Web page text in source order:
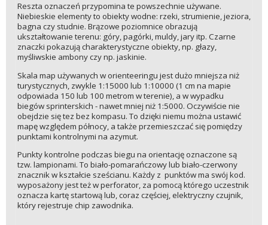
Reszta oznaczeń przypomina te powszechnie używane.
Niebieskie elementy to obiekty wodne: rzeki, strumienie, jeziora,
bagna czy studnie. Brązowe poziomnice obrazują
ukształtowanie terenu: góry, pagórki, muldy, jary itp. Czarne
znaczki pokazują charakterystyczne obiekty, np. głazy,
myśliwskie ambony czy np. jaskinie.
Skala map używanych w orienteeringu jest dużo mniejsza niż
turystycznych, zwykle 1:15000 lub 1:10000 (1 cm na mapie
odpowiada 150 lub 100 metrom w terenie), a w wypadku
biegów sprinterskich - nawet mniej niż 1:5000. Oczywiście nie
obejdzie się tez bez kompasu. To dzięki niemu można ustawić
mapę względem północy, a także przemieszczać się pomiędzy
punktami kontrolnymi na azymut.
Punkty kontrolne podczas biegu na orientację oznaczone są
tzw. lampionami. To biało-pomarańczowy lub biało-czerwony
znacznik w kształcie sześcianu. Każdy z punktów ma swój kod.
wyposażony jest też w perforator, za pomocą którego uczestnik
oznacza kartę startową lub, coraz częściej, elektryczny czujnik,
który rejestruje chip zawodnika.